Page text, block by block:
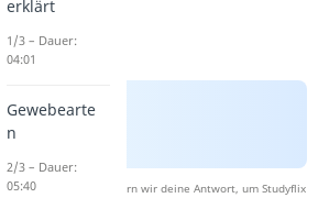
Beantwortung speichern wir deine Antwort, um Studyflix
erklärt
1/3 – Dauer:
04:01
Gewebearte
n
2/3 – Dauer:
05:40